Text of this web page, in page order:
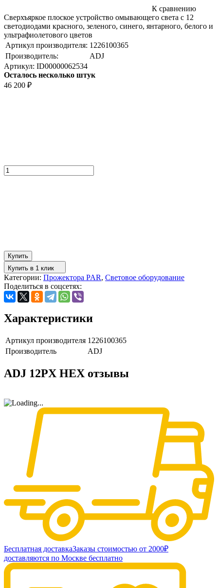
К сравнению
Сверхъяркое плоское устройство омывающего света с 12
светодиодами красного, зеленого, синего, янтарного, белого и
ультрафиолетового цветов
Артикул производителя: 1226100365
Производитель:
ADJ
Артикул: ID00000062534
Осталось несколько штук
46 200 ₽
Купить
Купить в 1 клик
Категории: Прожектора PAR, Световое оборудование
Поделиться в соцсетях:
Характеристики
Артикул производителя 1226100365
Производитель
ADJ
ADJ 12PX HEX отзывы
Бесплатная доставкаЗаказы стоимостью от 2000₽
доставляются по Москве бесплатно